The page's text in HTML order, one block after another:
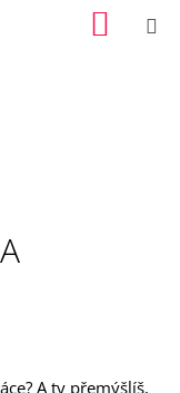
KOŠÍK
A ty přemýšlíš,